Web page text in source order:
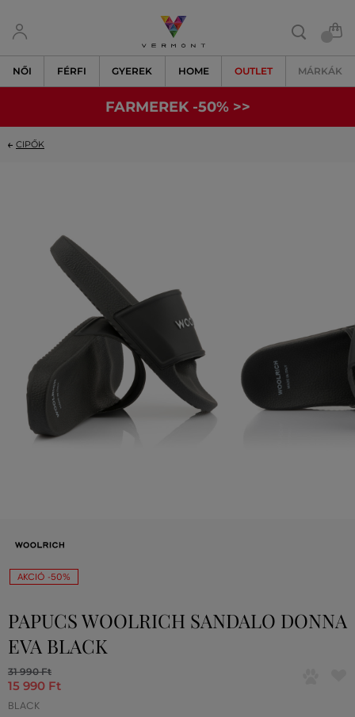
NŐI FÉRFI GYEREK HOME OUTLET MÁRKÁK
FARMEREK -50% >>
CIPŐK
AKCIÓ -50%
PAPUCS WOOLRICH SANDALO DONNA
EVA BLACK
31 990 Ft
15 990 Ft
BLACK